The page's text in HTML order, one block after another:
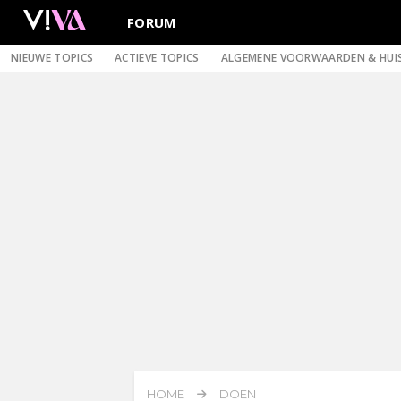
FORUM
NIEUWE TOPICS ACTIEVE TOPICS ALGEMENE VOORWAARDEN &
HOME DOEN